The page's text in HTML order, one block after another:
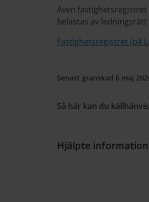
Även
belastas av
Fastighetsregistret (på
Senast granskad 6 maj
Så här kan du
Hjälpte